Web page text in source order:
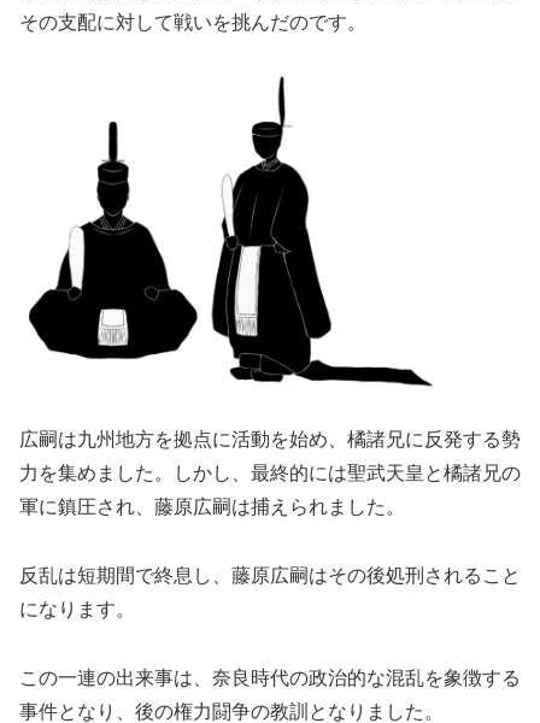
その支配に対して戦いを挑んだのです。
広嗣は九州地方を拠点に活動を始め、橘諸兄に反発する勢
力を集めました。しかし、最終的には聖武天皇と橘諸兄の
軍に鎮圧され、藤原広嗣は捕えられました。
反乱は短期間で終息し、藤原広嗣はその後処刑されること
になります。
この一連の出来事は、奈良時代の政治的な混乱を象徴する
事件となり、後の権力闘争の教訓となりました。